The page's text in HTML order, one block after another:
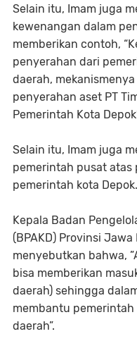
Selain itu, Imam juga
kewenangan dalam
memberikan contoh,
penyerahan dari
daerah,
penyerahan aset PT
Pemerintah Kota
Selain itu, Imam juga
pemerintah pusat atas
pemerintah kota Depok.
Kepala Badan
(BPAKD) Provinsi
menyebutkan bahwa,
bisa memberikan
daerah) sehingga
membantu
daerah”.